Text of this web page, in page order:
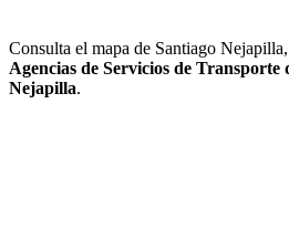
Consulta el mapa de Santiago
Agencias de Servicios de Transporte
Nejapilla.